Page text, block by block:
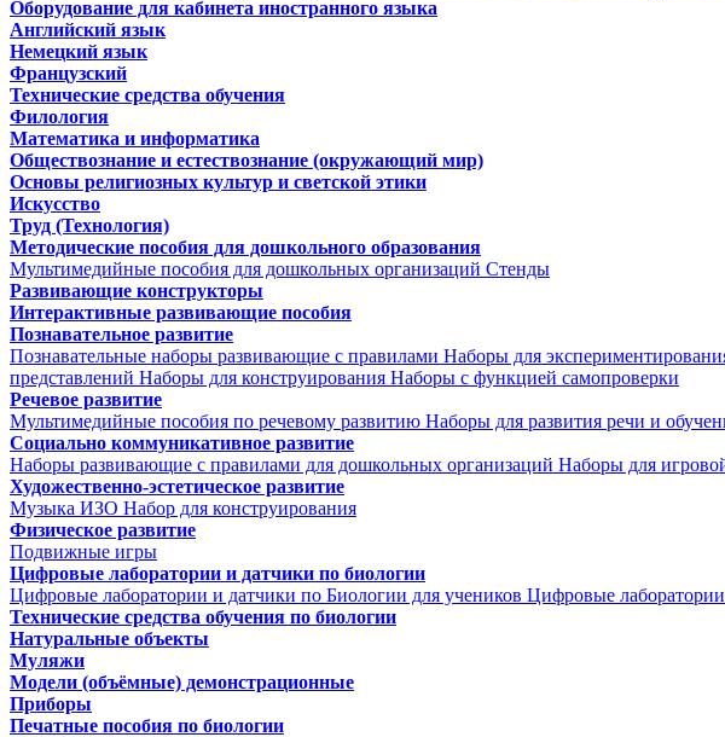
Оборудование для кабинета иностранного языка
Английский язык
Немецкий язык
Французский
Технические средства обучения
Филология
Математика и информатика
Обществознание и естествознание (окружающий мир)
Основы религиозных культур и светской этики
Искусство
Труд (Технология)
Методические пособия для дошкольного образования
Мультимедийные пособия для дошкольных организаций Стенды
Развивающие конструкторы
Интерактивные развивающие пособия
Познавательное развитие
Познавательные наборы развивающие с правилами Наборы для
представлений Наборы для конструирования Наборы с функцией самопроверки
Речевое развитие
Мультимедийные пособия по речевому развитию Наборы для развития речи и
Социально коммуникативное развитие
Наборы развивающие с правилами для дошкольных организаций Наборы для
Художественно-эстетическое развитие
Музыка ИЗО Набор для конструирования
Физическое развитие
Подвижные игры
Цифровые лаборатории и датчики по биологии
Цифровые лаборатории и датчики по Биологии для учеников Цифровые
Технические средства обучения по биологии
Натуральные объекты
Муляжи
Модели (объёмные) демонстрационные
Приборы
Печатные пособия по биологии